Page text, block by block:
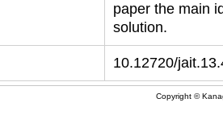
paper the main
solution.
10.12720/
Copyright ©